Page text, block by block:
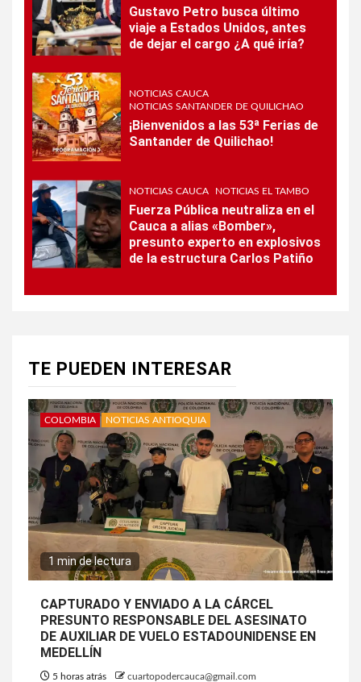
Gustavo Petro busca último
viaje a Estados Unidos, antes
de dejar el cargo ¿A qué iría?
NOTICIAS CAUCA
NOTICIAS SANTANDER DE QUILICHAO
¡Bienvenidos a las 53ª Ferias de
Santander de Quilichao!
NOTICIAS CAUCA NOTICIAS EL TAMBO
Fuerza Pública neutraliza en el
Cauca a alias «Bomber»,
presunto experto en explosivos
de la estructura Carlos Patiño
TE PUEDEN INTERESAR
COLOMBIA NOTICIAS ANTIOQUIA
1 min de lectura
CAPTURADO Y ENVIADO A LA CÁRCEL
PRESUNTO RESPONSABLE DEL ASESINATO
DE AUXILIAR DE VUELO ESTADOUNIDENSE EN
MEDELLÍN
5 horas atrás cuartopodercauca@gmail.com